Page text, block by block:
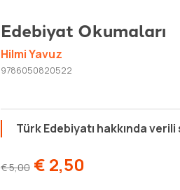
Edebiyat Okumaları
Hilmi Yavuz
9786050820522
Türk Edebiyatı hakkında
€5,00 € 2,50